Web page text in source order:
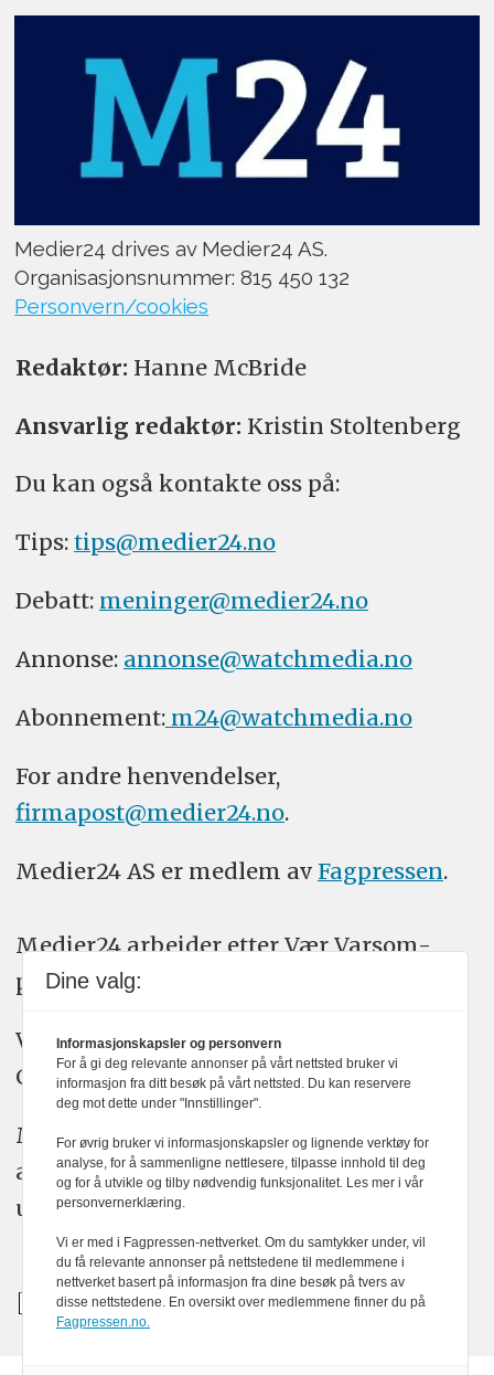
Medier24 drives av Medier24 AS.
Organisasjonsnummer: 815 450 132
Personvern/cookies
Redaktør: Hanne McBride
Ansvarlig redaktør: Kristin Stoltenberg
Du kan også kontakte oss på:
Tips: tips@medier24.no
Debatt: meninger@medier24.no
Annonse: annonse@watchmedia.no
Abonnement:m24@watchmedia.no
For andre henvendelser,
firmapost@medier24.no.
Medier24 AS er medlem av Fagpressen.
Medier24 arbeider etter Vær Varsom-
plakatens regler for god presseskikk.
Vi bruker KI-verktøy som ChatGPT,
Claude, og Gemini i journalistikken vår.
Medier24s redaksjon har alltid det fulle
ansvar for publisert innhold, med eller
uten bruk av kunstig intelligens.
Dine valg:
Informasjonskapsler og personvern
For å gi deg relevante annonser på vårt nettsted bruker vi
informasjon fra ditt besøk på vårt nettsted. Du kan reservere
deg mot dette under "Innstillinger".
For øvrig bruker vi informasjonskapsler og lignende verktøy for
analyse, for å sammenligne nettlesere, tilpasse innhold til deg
og for å utvikle og tilby nødvendig funksjonalitet. Les mer i vår
personvernerklæring.
Vi er med i Fagpressen-nettverket. Om du samtykker under, vil
du få relevante annonser på nettstedene til medlemmene i
nettverket basert på informasjon fra dine besøk på tvers av
disse nettstedene. En oversikt over medlemmene finner du på
Fagpressen.no.